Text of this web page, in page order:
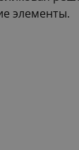
элементы.